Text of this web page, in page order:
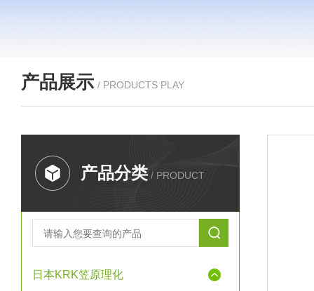
产品展示 / PRODUCTS PLAY
产品分类 / PRODUCT
日本KRK笠原理化